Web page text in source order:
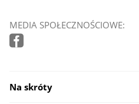
MEDIA SPOŁECZNOŚCIOWE:
Na skróty